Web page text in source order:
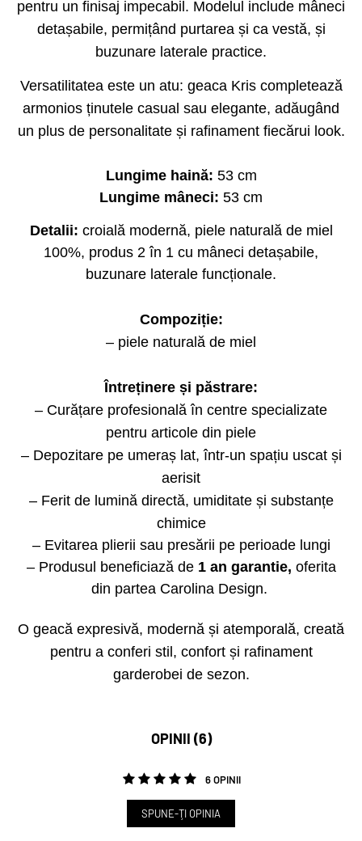
pentru un finisaj impecabil. Modelul include mâneci
detașabile, permițând purtarea și ca vestă, și
buzunare laterale practice.
Versatilitatea este un atu: geaca Kris completează
armonios ținutele casual sau elegante, adăugând
un plus de personalitate și rafinament fiecărui look.
Lungime haină: 53 cm
Lungime mâneci: 53 cm
Detalii: croială modernă, piele naturală de miel
100%, produs 2 în 1 cu mâneci detașabile,
buzunare laterale funcționale.
Compoziție:
– piele naturală de miel
Întreținere și păstrare:
– Curățare profesională în centre specializate
pentru articole din piele
– Depozitare pe umeraș lat, într-un spațiu uscat și
aerisit
– Ferit de lumină directă, umiditate și substanțe
chimice
– Evitarea plierii sau presării pe perioade lungi
– Produsul beneficiază de 1 an garantie, oferita
din partea Carolina Design.
O geacă expresivă, modernă și atemporală, creată
pentru a conferi stil, confort și rafinament
garderobei de sezon.
OPINII (6)
6 OPINII
SPUNE-ŢI OPINIA